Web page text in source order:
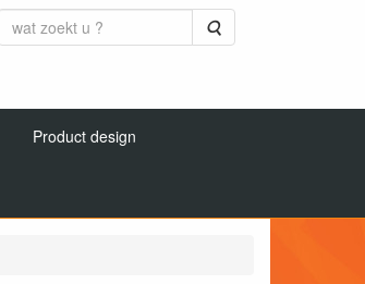
Zoeken
Product design